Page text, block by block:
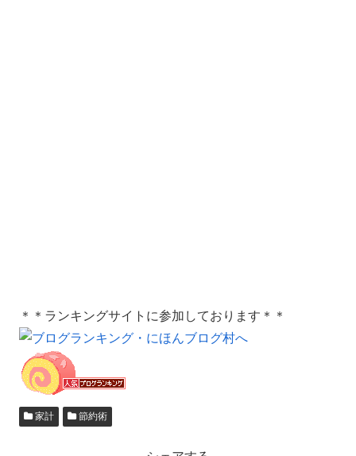
＊＊ランキングサイトに参加しております＊＊
家計 節約術